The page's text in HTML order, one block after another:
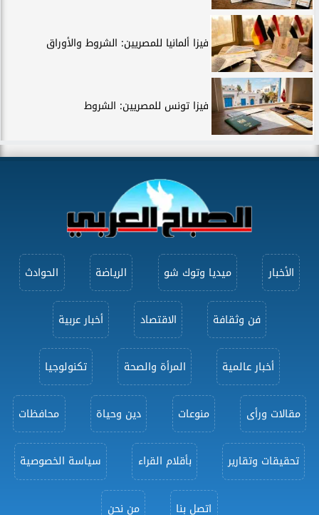
فيزا ألمانيا للمصريين: الشروط والأوراق
فيزا تونس للمصريين: الشروط
الأخبار ميديا وتوك شو الرياضة الحوادث
فن وثقافة الاقتصاد أخبار عربية
أخبار عالمية المرأة والصحة تكنولوجيا
مقالات ورأى منوعات دين وحياة محافظات
تحقيقات وتقارير بأقلام القراء سياسة الخصوصية
اتصل بنا من نحن